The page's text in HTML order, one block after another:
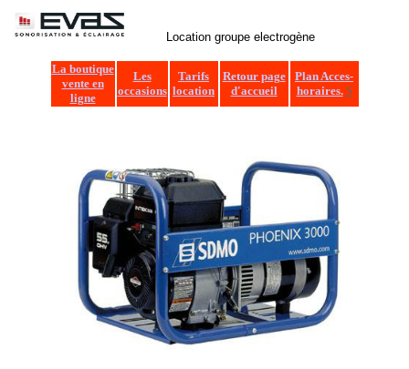
Location groupe electrogène
La boutique
vente en
ligne
Les
occasions
Tarifs
location
Retour page
d'accueil
Plan Acces-
horaires. S